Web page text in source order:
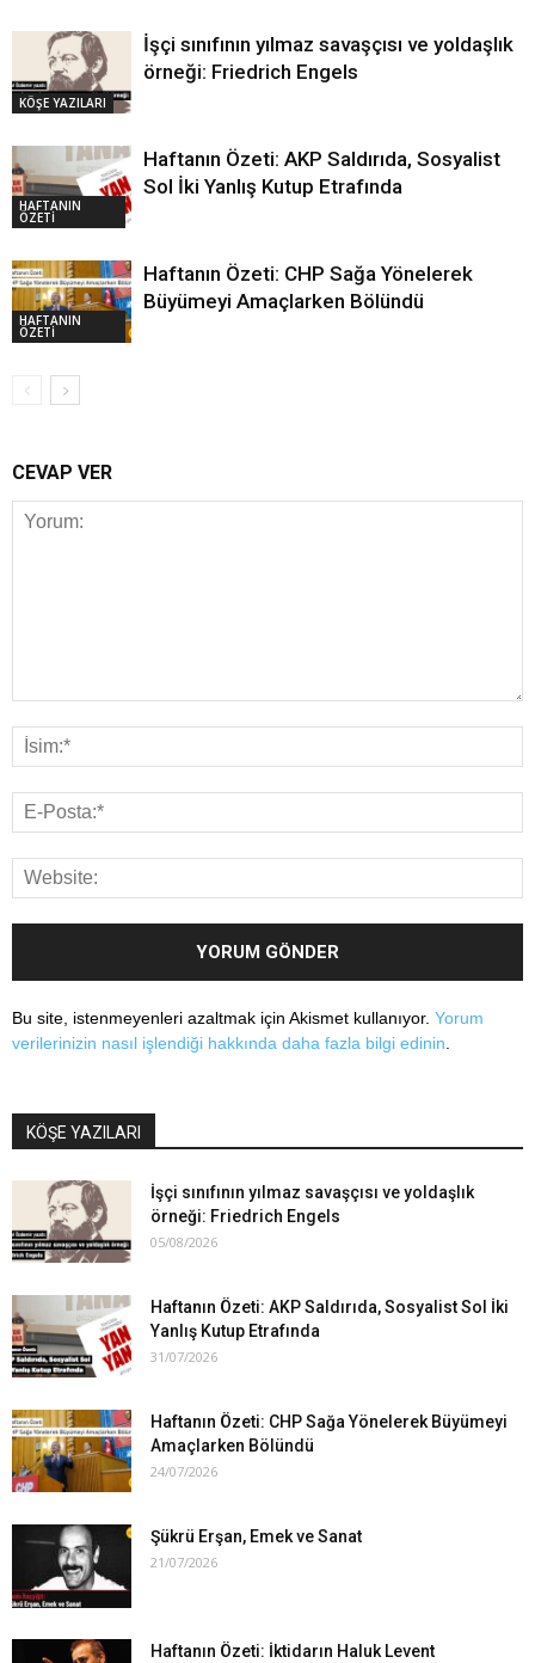
KÖŞE YAZILARI
İşçi sınıfının yılmaz savaşçısı ve yoldaşlık
örneği: Friedrich Engels
HAFTANIN
ÖZETİ
Haftanın Özeti: AKP Saldırıda, Sosyalist
Sol İki Yanlış Kutup Etrafında
HAFTANIN
ÖZETİ
Haftanın Özeti: CHP Sağa Yönelerek
Büyümeyi Amaçlarken Bölündü
CEVAP VER
Bu site, istenmeyenleri azaltmak için Akismet kullanıyor. Yorum
verilerinizin nasıl işlendiği hakkında daha fazla bilgi edinin
KÖŞE YAZILARI
İşçi sınıfının yılmaz savaşçısı ve yoldaşlık
örneği: Friedrich Engels
05/08/2026
Haftanın Özeti: AKP Saldırıda, Sosyalist Sol İki
Yanlış Kutup Etrafında
31/07/2026
Haftanın Özeti: CHP Sağa Yönelerek Büyümeyi
Amaçlarken Bölündü
24/07/2026
Şükrü Erşan, Emek ve Sanat
21/07/2026
Haftanın Özeti: İktidarın Haluk Levent